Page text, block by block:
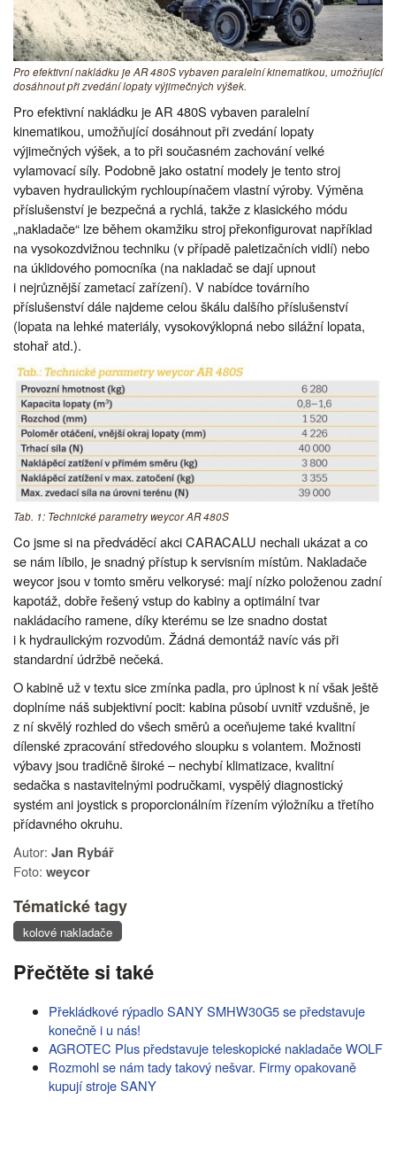
Pro efektivní nakládku je AR 480S vybaven paralelní kinematikou, umožňující
dosáhnout při zvedání lopaty výjimečných výšek.
Pro efektivní nakládku je AR 480S vybaven paralelní
kinematikou, umožňující dosáhnout při zvedání lopaty
výjimečných výšek, a to při současném zachování velké
vylamovací síly. Podobně jako ostatní modely je tento stroj
vybaven hydraulickým rychloupínačem vlastní výroby. Výměna
příslušenství je bezpečná a rychlá, takže z klasického módu
„nakladače“ lze během okamžiku stroj překonfigurovat například
na vysokozdvižnou techniku (v případě paletizačních vidlí) nebo
na úklidového pomocníka (na nakladač se dají upnout
i nejrůznější zametací zařízení). V nabídce továrního
příslušenství dále najdeme celou škálu dalšího příslušenství
(lopata na lehké materiály, vysokovýklopná nebo silážní lopata,
stohař atd.).
Tab. 1: Technické parametry weycor AR 480S
Co jsme si na předváděcí akci CARACALU nechali ukázat a co
se nám líbilo, je snadný přístup k servisním místům. Nakladače
weycor jsou v tomto směru velkorysé: mají nízko položenou zadní
kapotáž, dobře řešený vstup do kabiny a optimální tvar
nakládacího ramene, díky kterému se lze snadno dostat
i k hydraulickým rozvodům. Žádná demontáž navíc vás při
standardní údržbě nečeká.
O kabině už v textu sice zmínka padla, pro úplnost k ní však ještě
doplníme náš subjektivní pocit: kabina působí uvnitř vzdušně, je
z ní skvělý rozhled do všech směrů a oceňujeme také kvalitní
dílenské zpracování středového sloupku s volantem. Možnosti
výbavy jsou tradičně široké – nechybí klimatizace, kvalitní
sedačka s nastavitelnými područkami, vyspělý diagnostický
systém ani joystick s proporcionálním řízením výložníku a třetího
přídavného okruhu.
Autor: Jan Rybář
Foto: weycor
Tématické tagy
kolové nakladače
Přečtěte si také
Překládkové rýpadlo SANY SMHW30G5 se představuje
konečně i u nás!
AGROTEC Plus představuje teleskopické nakladače WOLF
Rozmohl se nám tady takový nešvar. Firmy opakovaně
kupují stroje SANY